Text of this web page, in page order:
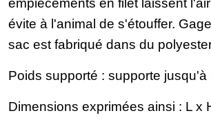
évite à l'animal de s'étouffer.
sac est fabriqué dans du
Poids supporté : supporte jusqu'à
Dimensions exprimées ainsi : L x